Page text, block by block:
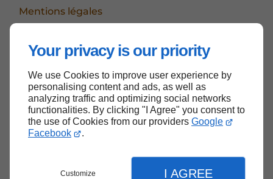
Your privacy is our priority
We use Cookies to improve user experience by
personalising content and ads, as well as
analyzing traffic and optimizing social networks
functionalities. By clicking "I Agree" you consent to
the use of Cookies from our providers Google
Facebook
.
Customize I AGREE
Mentions légales
Haut de page